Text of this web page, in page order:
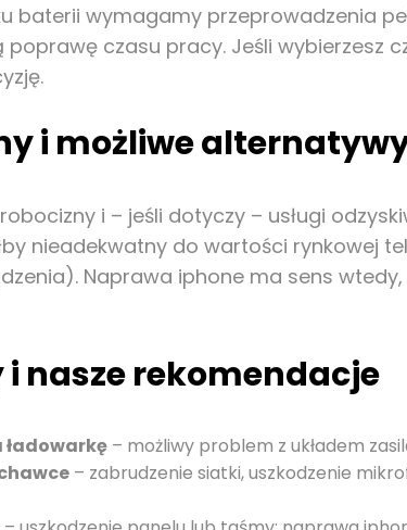
baterii wymagamy przeprowadzenia
czasu pracy. Jeśli
i możliwe
i – jeśli dotyczy – usługi
nieadekwatny do wartości
Naprawa iphone ma sens
nasze rekomendacje
ładowarkę – możliwy problem z układem
– zabrudzenie siatki, uszkodzenie